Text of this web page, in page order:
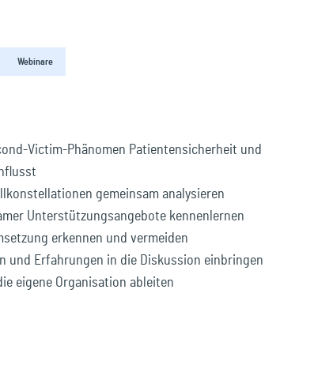
Webinare
Victim-Phänomen Patientensicherheit und
gemeinsam analysieren
Unterstützungsangebote kennenlernen
erkennen und vermeiden
und Erfahrungen in die Diskussion einbringen
eigene Organisation ableiten